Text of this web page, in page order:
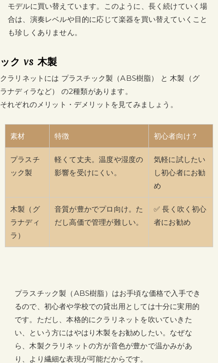
モデルに買い替えています。このように、長く続けていく場
合は、演奏レベルや目的に応じて楽器を買い替えていくこと
も珍しくありません。
ク vs 木製
クラリネットには プラスチック製（ABS樹脂） と 木製（グ
ラナディラなど） の2種類があります。
それぞれのメリット・デメリットを見てみましょう。
素材 特徴 初心者向け？
プラスチ
ック製
軽くて丈夫。温度や湿度の
影響を受けにくい。
気軽に試したい
し初心者にお勧
め
木製（グ
ラナディ
ラ）
音質が豊かでプロ向け。た
だし高価で管理が難しい。
✅ 長く吹く初心
者にお勧め
プラスチック製（ABS樹脂）はお手頃な価格で入手でき
るので、初心者や学校での貸出用としては十分に実用的
です。ただし、本格的にクラリネットを吹いていきた
い、という方にはやはり木製をお勧めしたい。なぜな
ら、木製クラリネットの方が音色が豊かで温かみがあ
り、より繊細な表現が可能だからです。